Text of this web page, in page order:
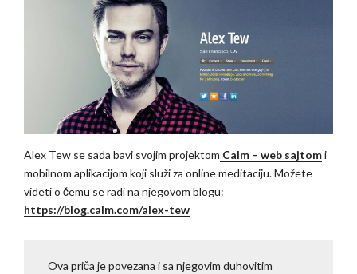
Alex Tew se sada bavi svojim projektom Calm – web sajtomi
mobilnom aplikacijom koji služi za online meditaciju. Možete
videti o čemu se radi na njegovom blogu:
https://blog.calm.com/alex-tew
Ova priča je povezana i sa njegovim duhovitim